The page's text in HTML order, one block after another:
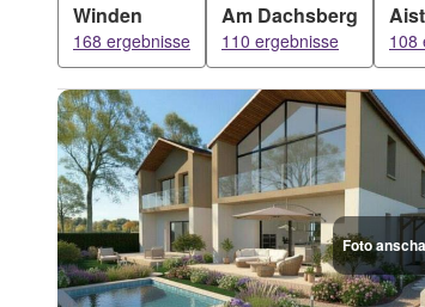
Winden
168 ergebnisse
Am Dachsberg
110 ergebnisse 108
Foto